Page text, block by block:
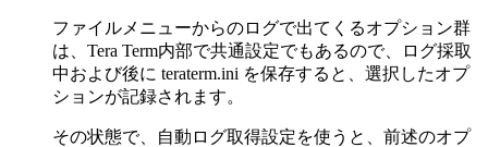
ファイルメニューからのログで出てくるオプション群
は、Tera Term内部で共通設定でもあるので、ログ採取
中および後に teraterm.ini を保存すると、選択したオプ
ションが記録されます。
その状態で、自動ログ取得設定を使うと、前述のオプ